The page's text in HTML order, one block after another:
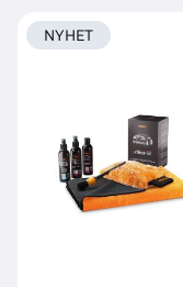
NYHET